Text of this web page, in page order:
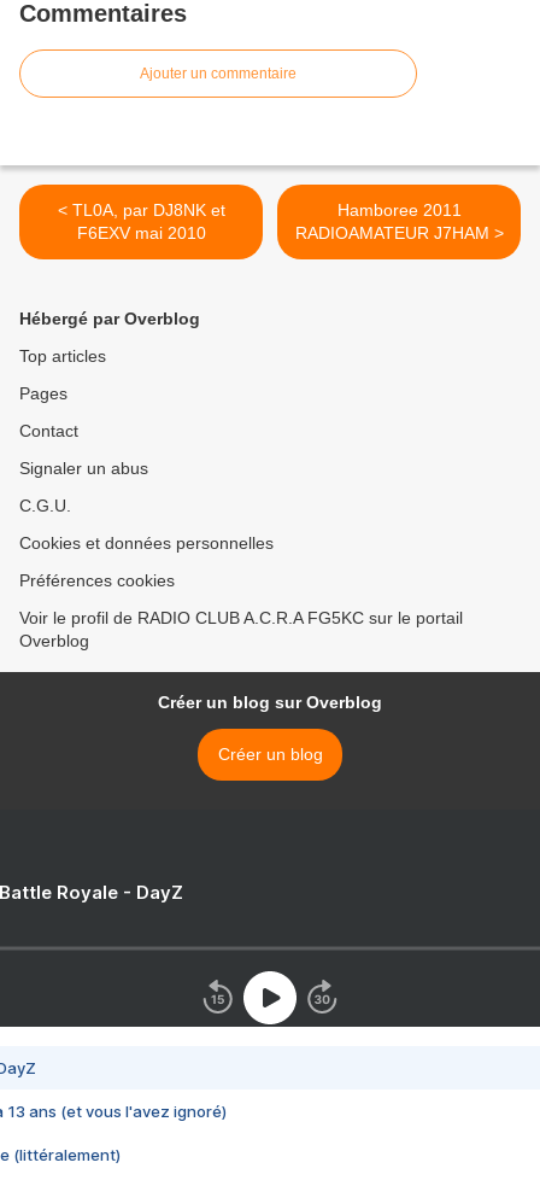
Commentaires
Ajouter un commentaire
< TL0A, par DJ8NK et
F6EXV mai 2010
Hamboree 2011
RADIOAMATEUR J7HAM >
Hébergé par Overblog
Top articles
Pages
Contact
Signaler un abus
C.G.U.
Cookies et données personnelles
Préférences cookies
Voir le profil de RADIO CLUB A.C.R.A FG5KC sur le portail
Overblog
Créer un blog sur Overblog
Créer un blog
Royale - DayZ
13 ans (et vous l'avez ignoré)
(littéralement)